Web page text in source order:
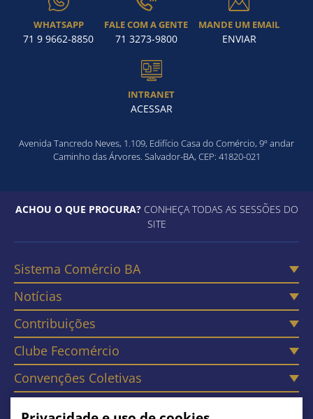
WHATSAPP
71 9 9662-8850
FALE COM A GENTE
71 3273-9800
MANDE UM EMAIL
ENVIAR
INTRANET
ACESSAR
Avenida Tancredo Neves, 1.109, Edifício Casa do Comércio, 9º andar
Caminho das Árvores. Salvador-BA, CEP: 41820-021
ACHOU O QUE PROCURA?CONHEÇA TODAS AS SESSÕES DO
SITE
Sistema Comércio BA
Notícias
Contribuições
Clube Fecomércio
Convenções Coletivas